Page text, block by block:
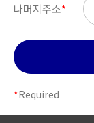
나머지주소*
*Required